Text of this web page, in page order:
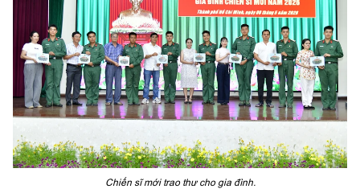
Chiến sĩ mới trao thư cho gia đình.